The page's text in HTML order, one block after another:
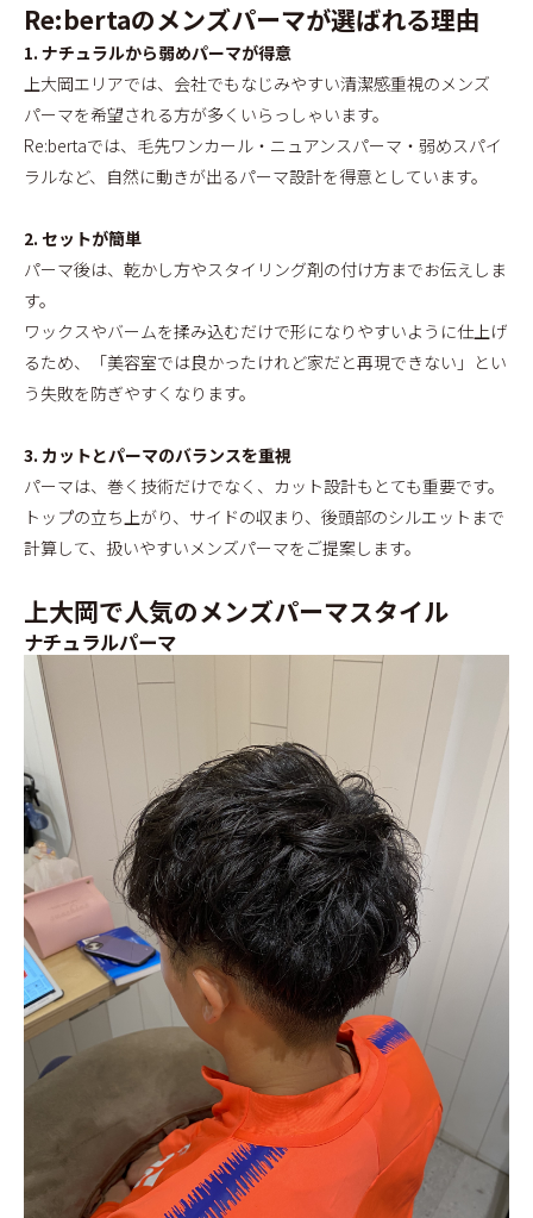
Re:bertaのメンズパーマが選ばれる理由
1. ナチュラルから弱めパーマが得意
上大岡エリアでは、会社でもなじみやすい清潔感重視のメンズ
パーマを希望される方が多くいらっしゃいます。
Re:bertaでは、毛先ワンカール・ニュアンスパーマ・弱めスパイ
ラルなど、自然に動きが出るパーマ設計を得意としています。
2. セットが簡単
パーマ後は、乾かし方やスタイリング剤の付け方までお伝えしま
す。
ワックスやバームを揉み込むだけで形になりやすいように仕上げ
るため、「美容室では良かったけれど家だと再現できない」とい
う失敗を防ぎやすくなります。
3. カットとパーマのバランスを重視
パーマは、巻く技術だけでなく、カット設計もとても重要です。
トップの立ち上がり、サイドの収まり、後頭部のシルエットまで
計算して、扱いやすいメンズパーマをご提案します。
上大岡で人気のメンズパーマスタイル
ナチュラルパーマ